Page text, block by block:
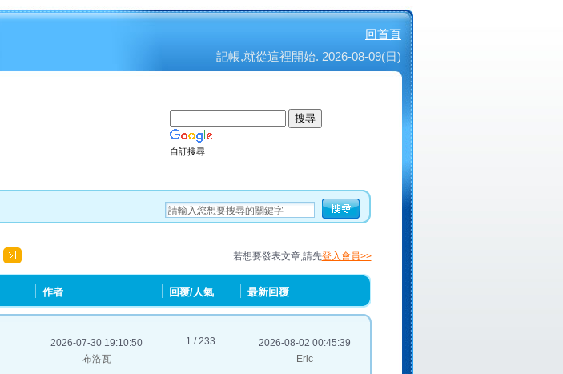
回首頁
記帳,就從這裡開始. 2026-08-09(日)
自訂搜尋
若想要發表文章,請先登入會員>>
作者 回覆/人氣 最新回覆
2026-07-30 19:10:50
布洛瓦
1 / 233
2026-08-02 00:45:39
Eric